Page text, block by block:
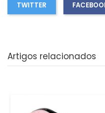
TWITTER
Artigos relacionados